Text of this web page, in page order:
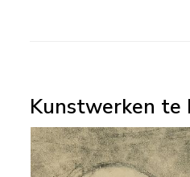
Kunstwerken te